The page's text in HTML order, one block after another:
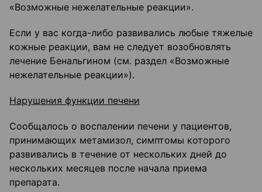
«Возможные нежелательные реакции».
Если у вас когда-либо развивались любые тяжелые
кожные реакции, вам не следует возобновлять
лечение Бенальгином (см. раздел «Возможные
нежелательные реакции»).
Нарушения функции печени
Сообщалось о воспалении печени у пациентов,
принимающих метамизол, симптомы которого
развивались в течение от нескольких дней до
нескольких месяцев после начала приема
препарата.